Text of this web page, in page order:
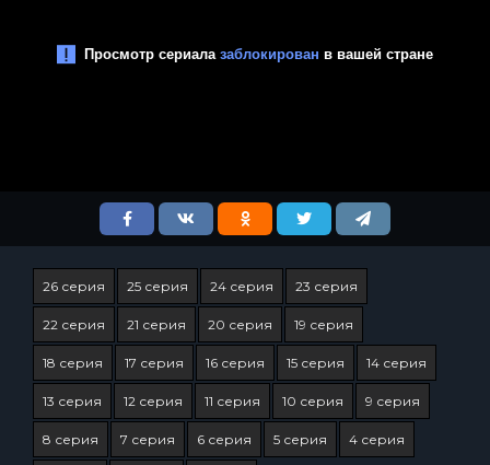
26 серия 25 серия 24 серия 23 серия
22 серия 21 серия 20 серия 19 серия
18 серия 17 серия 16 серия 15 серия 14 серия
13 серия 12 серия 11 серия 10 серия 9 серия
8 серия 7 серия 6 серия 5 серия 4 серия